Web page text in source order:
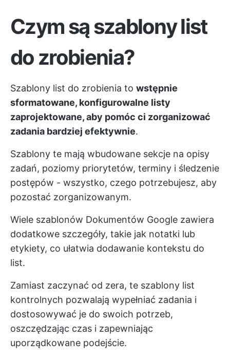
Czym są szablony list
do zrobienia?
Szablony list do zrobienia to wstępnie
sformatowane, konfigurowalne listy
zaprojektowane, aby pomóc ci zorganizować
zadania bardziej efektywnie.
Szablony te mają wbudowane sekcje na opisy
zadań, poziomy priorytetów, terminy i śledzenie
postępów - wszystko, czego potrzebujesz, aby
pozostać zorganizowanym.
Wiele szablonów Dokumentów Google zawiera
dodatkowe szczegóły, takie jak notatki lub
etykiety, co ułatwia dodawanie kontekstu do
list.
Zamiast zaczynać od zera, te szablony list
kontrolnych pozwalają wypełniać zadania i
dostosowywać je do swoich potrzeb,
oszczędzając czas i zapewniając
uporządkowane podejście.